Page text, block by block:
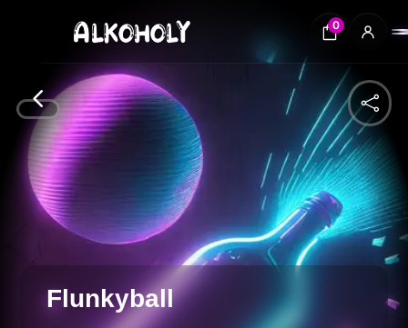
0
4 
Flunkyball